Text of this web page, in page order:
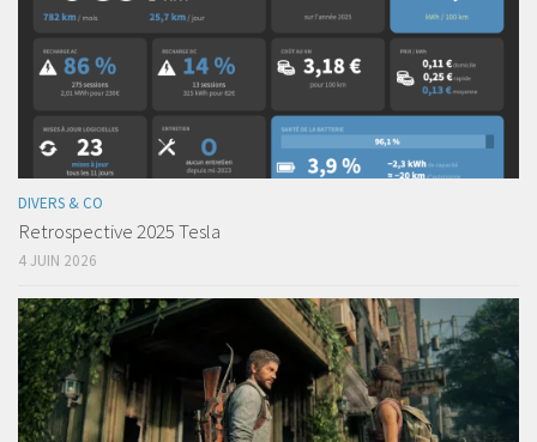
DIVERS & CO
Retrospective 2025 Tesla
4 JUIN 2026